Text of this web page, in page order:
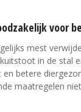
voor
mest
in de stal
betere
maatregelen